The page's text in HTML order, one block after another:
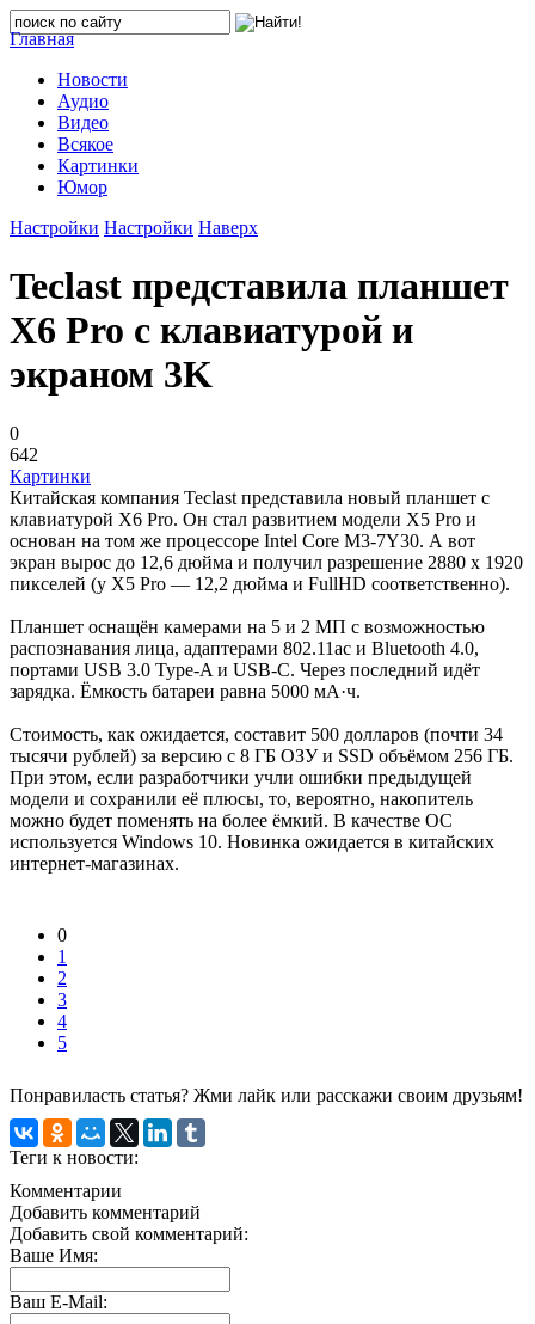
Главная
Новости
Аудио
Видео
Всякое
Картинки
Юмор
Настройки Настройки Наверх
Teclast представила планшет
X6 Pro с клавиатурой и
экраном 3K
0
642
Картинки
Китайская компания Teclast представила новый планшет с
клавиатурой X6 Pro. Он стал развитием модели X5 Pro и
основан на том же процессоре Intel Core M3-7Y30. А вот
экран вырос до 12,6 дюйма и получил разрешение 2880 х 1920
пикселей (у X5 Pro — 12,2 дюйма и FullHD соответственно).
Планшет оснащён камерами на 5 и 2 МП с возможностью
распознавания лица, адаптерами 802.11ac и Bluetooth 4.0,
портами USB 3.0 Type-A и USB-C. Через последний идёт
зарядка. Ёмкость батареи равна 5000 мА·ч.
Стоимость, как ожидается, составит 500 долларов (почти 34
тысячи рублей) за версию с 8 ГБ ОЗУ и SSD объёмом 256 ГБ.
При этом, если разработчики учли ошибки предыдущей
модели и сохранили её плюсы, то, вероятно, накопитель
можно будет поменять на более ёмкий. В качестве ОС
используется Windows 10. Новинка ожидается в китайских
интернет-магазинах.
0
1
2
3
4
5
Понравиласть статья? Жми лайк или расскажи своим друзьям!
Теги к новости:
Комментарии
Добавить комментарий
Добавить свой комментарий:
Ваше Имя:
Ваш E-Mail: